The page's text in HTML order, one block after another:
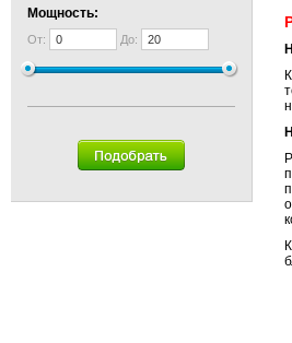
Мощность:
От: До: